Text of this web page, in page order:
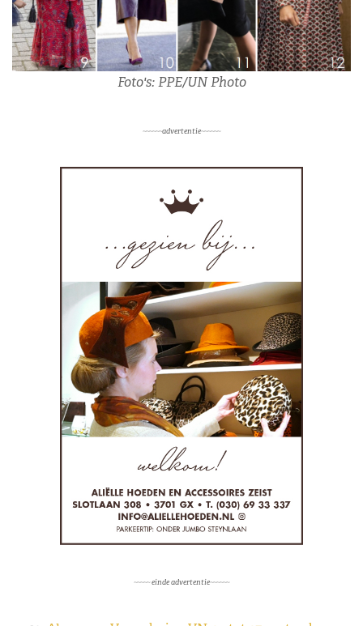
Foto's: PPE/UN Photo
~~~~~~advertentie~~~~~~
~~~~~ einde advertentie~~~~~~